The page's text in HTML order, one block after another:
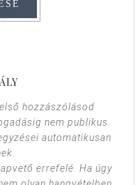
hozzászólásod
nem publikus.
automatikusan
errefelé. Ha úgy